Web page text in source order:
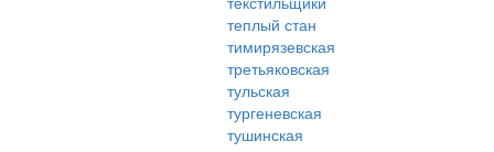
теплый стан
тимирязевская
третьяковская
тульская
тургеневская
тушинская